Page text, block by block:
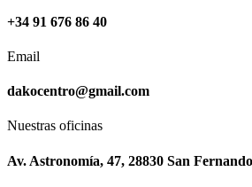
+34 91 676 86 40
Email
dakocentro@gmail.com
Nuestras oficinas
Av. Astronomía, 47, 28830 San